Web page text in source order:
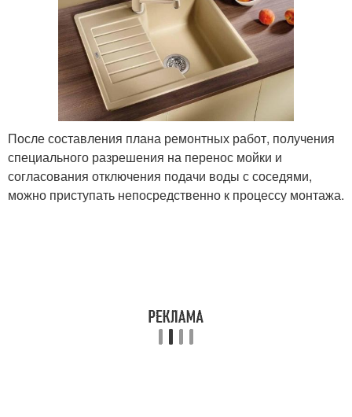
После составления плана ремонтных работ, получения
специального разрешения на перенос мойки и
согласования отключения подачи воды с соседями,
можно приступать непосредственно к процессу монтажа.